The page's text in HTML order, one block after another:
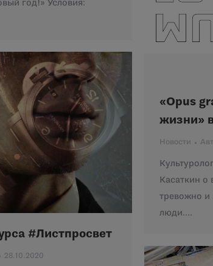
год!» Условия:
«Opus
жизни»
Новости
Касаткин
тревожно и
люди.…
#Листпросвет
28.10.2020